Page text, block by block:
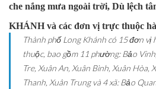
che nắng mưa ngoài trời, Dù lệch
KHÁNH và các đơn vị trực thuộc
Thành phố Long Khánh có 15 đơn vị
thuộc, bao gồm 11 phường: Bảo
Tre, Xuân An, Xuân Bình, Xuân Hòa,
Thanh, Xuân Trung và 4 xã: Bảo